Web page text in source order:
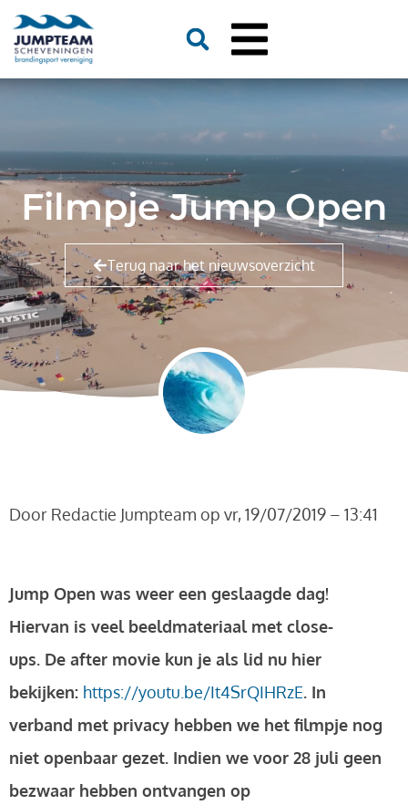
Filmpje Jump Open
Terug naar het nieuwsoverzicht
Door Redactie Jumpteam op vr, 19/07/2019 – 13:41
Jump Open was weer een geslaagde dag!
Hiervan is veel beeldmateriaal met close-
ups. De after movie kun je als lid nu hier
bekijken: https://youtu.be/It4SrQIHRzE. In
verband met privacy hebben we het filmpje nog
niet openbaar gezet. Indien we voor 28 juli geen
bezwaar hebben ontvangen op